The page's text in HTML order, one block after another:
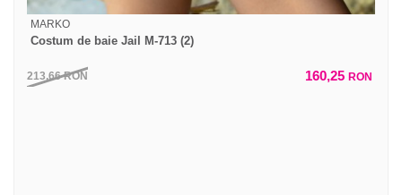
MARKO
Costum de baie Jail M-713 (2)
213,66RON 160,25 RON